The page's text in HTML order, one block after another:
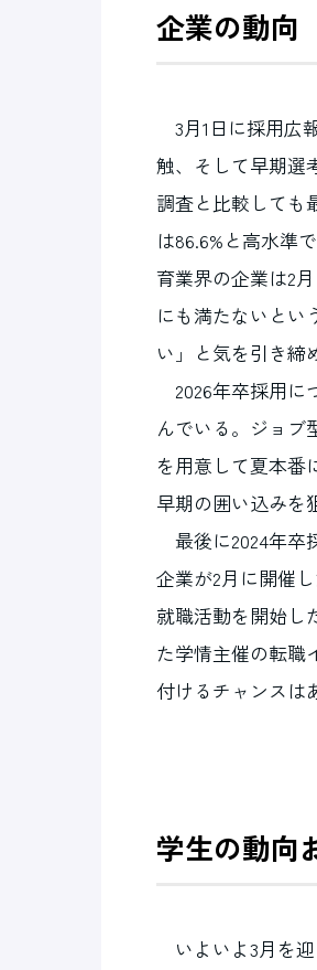
企業の動向
3月1日に採用広
触、そして早期選
調査と比較しても
は86.6%と高水準
育業界の企業は2
にも満たないとい
い」と気を引き締
2026年卒採用に
んでいる。ジョブ
を用意して夏本番
早期の囲い込みを
最後に2024年卒
企業が2月に開催
就職活動を開始し
た学情主催の転職
付けるチャンスは
学生の動向
いよいよ3月を